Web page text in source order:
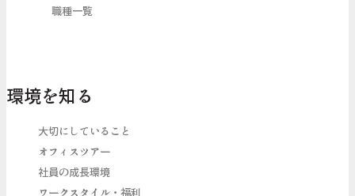
職種一覧
環境を知る
大切にしていること
オフィスツアー
社員の成長環境
ワークスタイル・福利